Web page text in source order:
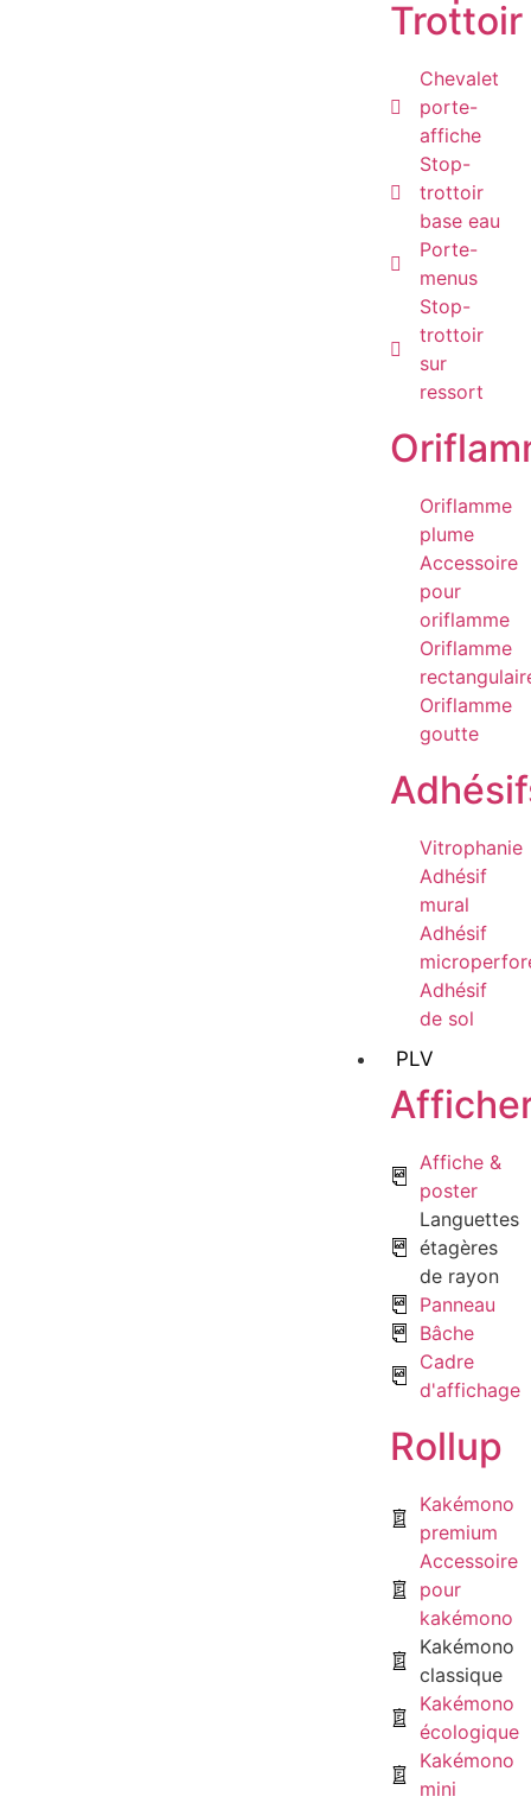
Trottoir
Chevalet
porte-
affiche
Stop-
trottoir
base eau
Porte-
menus
Stop-
trottoir
sur
ressort
Oriflamme
plume
Accessoire
pour
oriflamme
Oriflamme
Oriflamme
goutte
Vitrophanie
Adhésif
mural
Adhésif
Adhésif
de sol
PLV
Affiche &
poster
Languettes
étagères
de rayon
Panneau
Bâche
Cadre
d'affichage
Rollup
Kakémono
premium
Accessoire
pour
kakémono
Kakémono
classique
Kakémono
écologique
Kakémono
mini